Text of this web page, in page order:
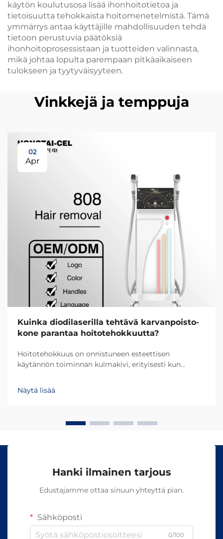
käytön koulutusosa lisää ihonhoitotietoa ja
tietoisuutta tehokkaista hoitomenetelmistä. Tämä
ymmärrys antaa käyttäjille mahdollisuuden tehdä
tietoon perustuvia päätöksiä
ihonhoitoprosessistaan ja tuotteiden valinnasta,
mikä johtaa lopulta parempaan pitkäaikaiseen
tulokseen ja tyytyväisyyteen.
Vinkkejä ja temppuja
02
Apr
Kuinka diodilaserilla tehtävä karvanpoisto-
kone parantaa hoitotehokkuutta?
Hoitotehokkuus on onnistuneen esteettisen
käytännön toiminnan kulmakivi, erityisesti kun
karvanpoiston järjestelmät. Nykyaikainen
diodilaserilla tehtävän karvanpoiston teknologia on
Näytä lisää
Hanki ilmainen tarjous
Edustajamme ottaa sinuun yhteyttä pian.
Sähköposti
0/100